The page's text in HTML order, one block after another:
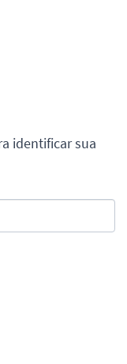
identificar sua